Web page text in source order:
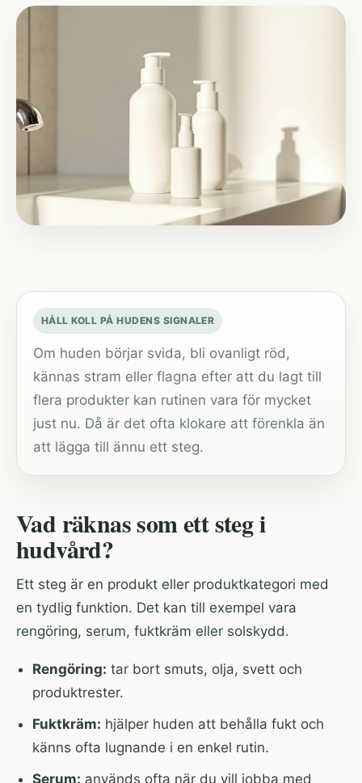
HÅLL KOLL PÅ HUDENS SIGNALER
Om huden börjar svida, bli ovanligt röd,
kännas stram eller flagna efter att du lagt till
flera produkter kan rutinen vara för mycket
just nu. Då är det ofta klokare att förenkla än
att lägga till ännu ett steg.
Vad räknas som ett steg i
hudvård?
Ett steg är en produkt eller produktkategori med
en tydlig funktion. Det kan till exempel vara
rengöring, serum, fuktkräm eller solskydd.
Rengöring: tar bort smuts, olja, svett och
produktrester.
Fuktkräm: hjälper huden att behålla fukt och
känns ofta lugnande i en enkel rutin.
Serum: används ofta när du vill jobba med